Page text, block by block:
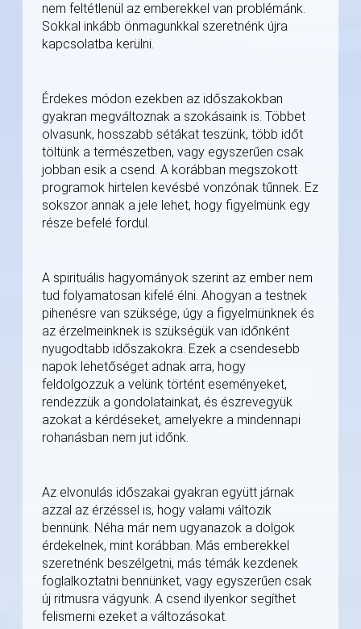
nem feltétlenül az emberekkel van problémánk.
Sokkal inkább önmagunkkal szeretnénk újra
kapcsolatba kerülni.
Érdekes módon ezekben az időszakokban
gyakran megváltoznak a szokásaink is. Többet
olvasunk, hosszabb sétákat teszünk, több időt
töltünk a természetben, vagy egyszerűen csak
jobban esik a csend. A korábban megszokott
programok hirtelen kevésbé vonzónak tűnnek. Ez
sokszor annak a jele lehet, hogy figyelmünk egy
része befelé fordul.
A spirituális hagyományok szerint az ember nem
tud folyamatosan kifelé élni. Ahogyan a testnek
pihenésre van szüksége, úgy a figyelmünknek és
az érzelmeinknek is szükségük van időnként
nyugodtabb időszakokra. Ezek a csendesebb
napok lehetőséget adnak arra, hogy
feldolgozzuk a velünk történt eseményeket,
rendezzük a gondolatainkat, és észrevegyük
azokat a kérdéseket, amelyekre a mindennapi
rohanásban nem jut időnk.
Az elvonulás időszakai gyakran együtt járnak
azzal az érzéssel is, hogy valami változik
bennünk. Néha már nem ugyanazok a dolgok
érdekelnek, mint korábban. Más emberekkel
szeretnénk beszélgetni, más témák kezdenek
foglalkoztatni bennünket, vagy egyszerűen csak
új ritmusra vágyunk. A csend ilyenkor segíthet
felismerni ezeket a változásokat.